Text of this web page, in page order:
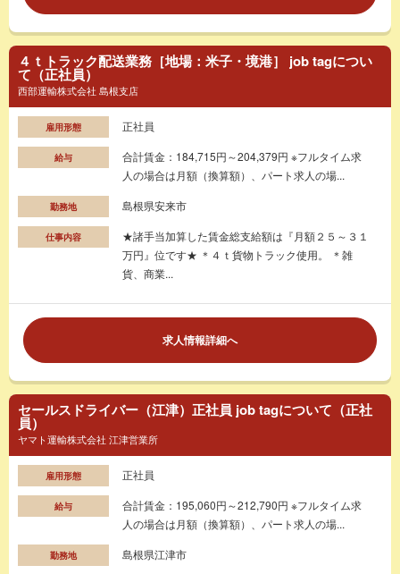
４ｔトラック配送業務［地場：米子・境港］ job tagについ
て（正社員）
西部運輸株式会社 島根支店
雇用形態 正社員
給与
合計賃金：184,715円～204,379円 ※フルタイム求
人の場合は月額（換算額）、パート求人の場...
勤務地 島根県安来市
仕事内容
★諸手当加算した賃金総支給額は『月額２５～３１
万円』位です★ ＊４ｔ貨物トラック使用。 ＊雑
貨、商業...
求人情報詳細へ
セールスドライバー（江津）正社員 job tagについて（正社
員）
ヤマト運輸株式会社 江津営業所
雇用形態 正社員
給与
合計賃金：195,060円～212,790円 ※フルタイム求
人の場合は月額（換算額）、パート求人の場...
勤務地 島根県江津市